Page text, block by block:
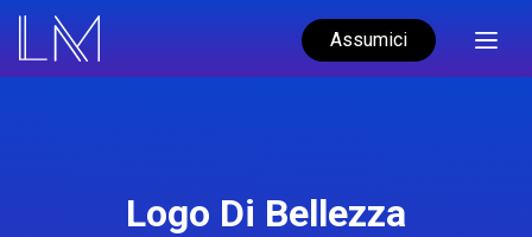
Assumici
Logo Di Bellezza